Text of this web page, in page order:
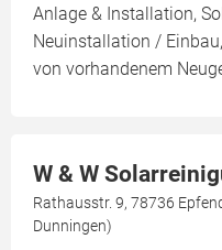
Anlage & Installation,
Neuinstallation /
von vorhandenem
W & W
Rathausstr. 9, 78736
Dunningen)